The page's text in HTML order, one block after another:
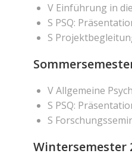
V Einführung in
S PSQ:
S
V Allgemeine
S PSQ:
S
Wintersemester